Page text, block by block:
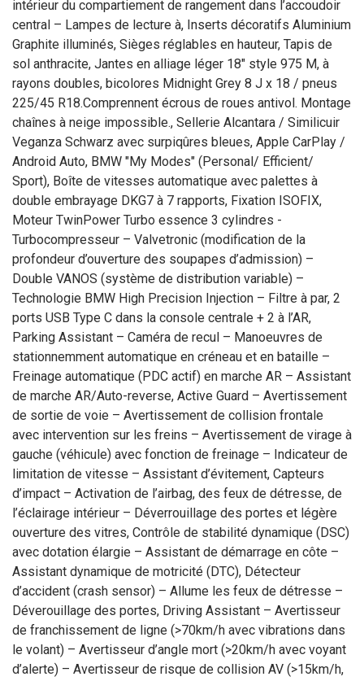
intérieur du compartiement de rangement dans l’accoudoir
central – Lampes de lecture à, Inserts décoratifs Aluminium
Graphite illuminés, Sièges réglables en hauteur, Tapis de
sol anthracite, Jantes en alliage léger 18" style 975 M, à
rayons doubles, bicolores Midnight Grey 8 J x 18 / pneus
225/45 R18.Comprennent écrous de roues antivol. Montage
chaînes à neige impossible., Sellerie Alcantara / Similicuir
Veganza Schwarz avec surpiqûres bleues, Apple CarPlay /
Android Auto, BMW "My Modes" (Personal/ Efficient/
Sport), Boîte de vitesses automatique avec palettes à
double embrayage DKG7 à 7 rapports, Fixation ISOFIX,
Moteur TwinPower Turbo essence 3 cylindres -
Turbocompresseur – Valvetronic (modification de la
profondeur d’ouverture des soupapes d’admission) –
Double VANOS (système de distribution variable) –
Technologie BMW High Precision Injection – Filtre à par, 2
ports USB Type C dans la console centrale + 2 à l’AR,
Parking Assistant – Caméra de recul – Manoeuvres de
stationnemment automatique en créneau et en bataille –
Freinage automatique (PDC actif) en marche AR – Assistant
de marche AR/Auto-reverse, Active Guard – Avertissement
de sortie de voie – Avertissement de collision frontale
avec intervention sur les freins – Avertissement de virage à
gauche (véhicule) avec fonction de freinage – Indicateur de
limitation de vitesse – Assistant d’évitement, Capteurs
d’impact – Activation de l’airbag, des feux de détresse, de
l’éclairage intérieur – Déverrouillage des portes et légère
ouverture des vitres, Contrôle de stabilité dynamique (DSC)
avec dotation élargie – Assistant de démarrage en côte –
Assistant dynamique de motricité (DTC), Détecteur
d’accident (crash sensor) – Allume les feux de détresse –
Déverouillage des portes, Driving Assistant – Avertisseur
de franchissement de ligne (>70km/h avec vibrations dans
le volant) – Avertisseur d’angle mort (>20km/h avec voyant
d’alerte) – Avertisseur de risque de collision AV (>15km/h,